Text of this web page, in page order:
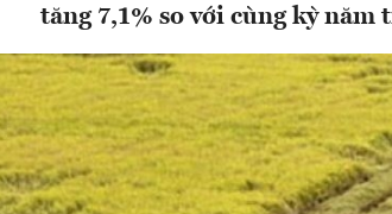
tăng 7,1% so với cùng kỳ